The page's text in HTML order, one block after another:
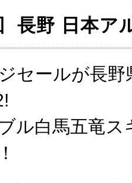
長野 日本ア
セールが長
ブル白馬五竜